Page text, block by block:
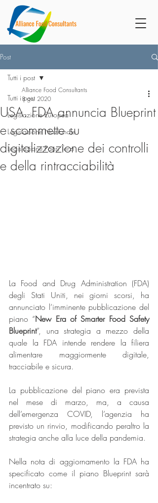
Post
Tutti i post
Legislazione Europea
Legislazione Nazionale
Legislazione Paesi Terzi
Tutti i post
USA. FDA annuncia Blueprint
e scommette su
digitalizzazione dei controlli
e della rintracciabilità
Alliance Food Consultants
8 giu 2020
La Food and Drug Administration (FDA)
degli Stati Uniti, nei giorni scorsi, ha
annunciato l’imminente pubblicazione del
piano “New Era of Smarter Food Safety
Blueprint”, una strategia a mezzo della
quale la FDA intende rendere la filiera
alimentare maggiormente digitale,
tracciabile e sicura.
La pubblicazione del piano era prevista
nel mese di marzo, ma, a causa
dell’emergenza COVID, l’agenzia ha
previsto un rinvio, modificando peraltro la
strategia anche alla luce della pandemia.
Nella nota di aggiornamento la FDA ha
specificato come il piano Blueprint sarà
incentrato su: